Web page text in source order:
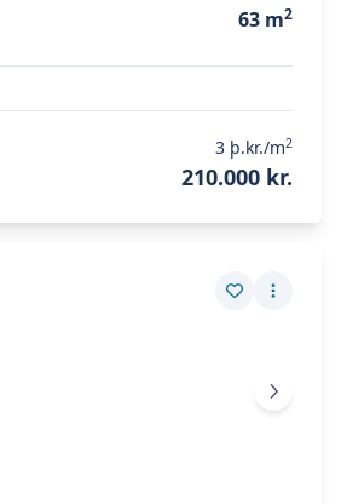
63 m2
3 þ.kr./m2
210.000 kr.
Vista eign
Fleiri
Næsta